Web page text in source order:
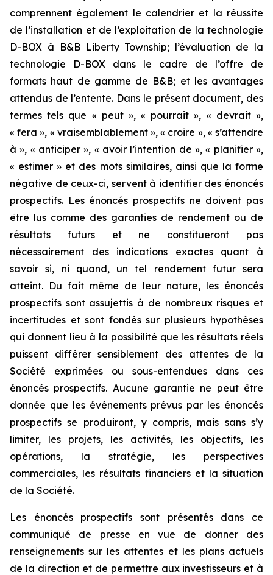
comprennent également le calendrier et la réussite
de l’installation et de l’exploitation de la technologie
D-BOX à B&B Liberty Township; l’évaluation de la
technologie D-BOX dans le cadre de l’offre de
formats haut de gamme de B&B; et les avantages
attendus de l’entente. Dans le présent document, des
termes tels que « peut », « pourrait », « devrait »,
« fera », « vraisemblablement », « croire », « s’attendre
à », « anticiper », « avoir l’intention de », « planifier »,
« estimer » et des mots similaires, ainsi que la forme
négative de ceux-ci, servent à identifier des énoncés
prospectifs. Les énoncés prospectifs ne doivent pas
être lus comme des garanties de rendement ou de
résultats futurs et ne constitueront pas
nécessairement des indications exactes quant à
savoir si, ni quand, un tel rendement futur sera
atteint. Du fait même de leur nature, les énoncés
prospectifs sont assujettis à de nombreux risques et
incertitudes et sont fondés sur plusieurs hypothèses
qui donnent lieu à la possibilité que les résultats réels
puissent différer sensiblement des attentes de la
Société exprimées ou sous-entendues dans ces
énoncés prospectifs. Aucune garantie ne peut être
donnée que les événements prévus par les énoncés
prospectifs se produiront, y compris, mais sans s’y
limiter, les projets, les activités, les objectifs, les
opérations, la stratégie, les perspectives
commerciales, les résultats financiers et la situation
de la Société.
Les énoncés prospectifs sont présentés dans ce
communiqué de presse en vue de donner des
renseignements sur les attentes et les plans actuels
de la direction et de permettre aux investisseurs et à